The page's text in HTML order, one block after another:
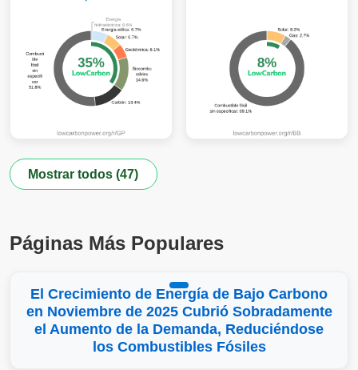
Mostrar todos (47)
Páginas Más Populares
El Crecimiento de Energía de Bajo Carbono
en Noviembre de 2025 Cubrió Sobradamente
el Aumento de la Demanda, Reduciéndose
los Combustibles Fósiles